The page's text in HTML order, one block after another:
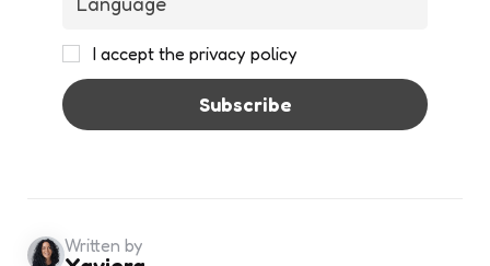
I accept the privacy policy
Written by